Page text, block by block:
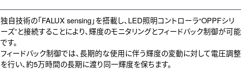
独自技術の「FALUX sensing」を搭載し、LED照明コントローラ“OPPFシリ
ーズ”と接続することにより、輝度のモニタリングとフィードバック制御が可能
です。
フィードバック制御では、長期的な使用に伴う輝度の変動に対して電圧調整
を行い、約5万時間の長期に渡り同一輝度を保ちます。